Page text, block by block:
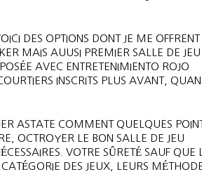
DES OPTIONS DONT JE ME
MAIS AUUSI PREMIER SALLE DE JEU
AVEC ENTRETENIMIENTO ROJO
INSCRITS PLUS AVANT,
ASTATE COMMENT QUELQUES
OCTROYER LE BON SALLE DE JEU
VOTRE SÛRETÉ SAUF QUE
CATÉGORIE DES JEUX, LEURS